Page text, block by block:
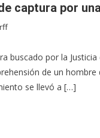
captura por
buscado por la
de un
se llevó a […]